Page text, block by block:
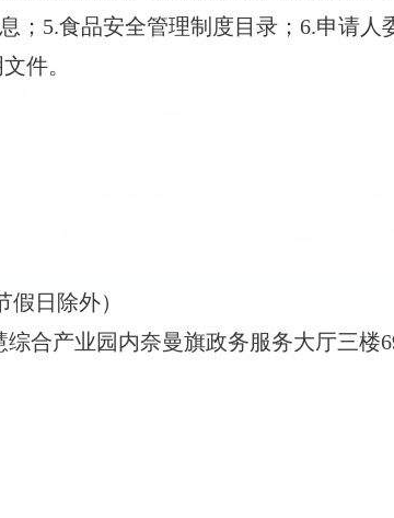
； 5.食品安全管理制度目录；6.申请人
件。
假日除外）
综合产业园内奈曼旗政务服务大厅三楼